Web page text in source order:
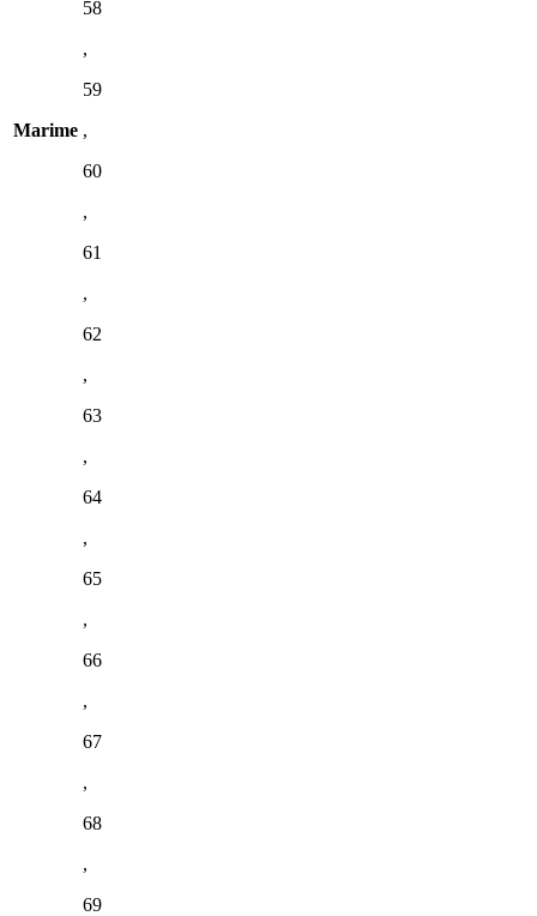
Marime
58
,
59
,
60
,
61
,
62
,
63
,
64
,
65
,
66
,
67
,
68
,
69